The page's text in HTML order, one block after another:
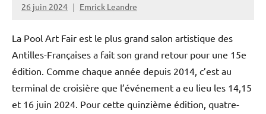
26 juin 2024 Emrick Leandre
La Pool Art Fair est le plus grand salon artistique des
Antilles-Françaises a fait son grand retour pour une 15e
édition. Comme chaque année depuis 2014, c’est au
terminal de croisière que l’événement a eu lieu les 14,15
et 16 juin 2024. Pour cette quinzième édition, quatre-